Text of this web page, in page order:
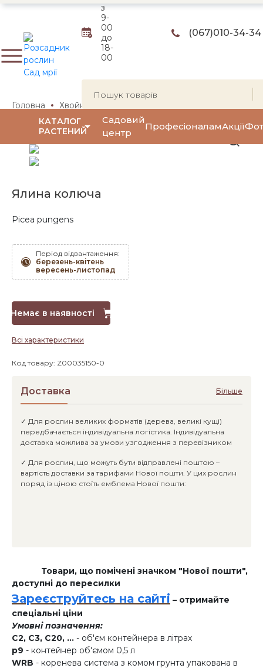
з
9-
00
до
18-
00
(067)010-34-34
КАТАЛОГ
РАСТЕНИЙ
Садовий
центр
ПрофесіоналамАкції
Головна Хвойні рослини
Ялина колюча
Picea pungens
Період відвантаження:
березень-квітень
вересень-листопад
Немає в наявності
Всі характеристики
Код товару: Z00035150-0
Доставка Більше
✓ Для рослин великих форматів (дерева, великі кущі)
передбачається індивідуальна логістика. Індивідуальна
доставка можлива за умови узгодження з перевізником
✓ Для рослин, що можуть бути відправлені поштою –
вартість доставки за тарифами Нової пошти. У цих рослин
поряд із ціною стоїть емблема Нової пошти:
Товари, що помічені значком "Нової пошти",
доступні до пересилки
Зареєструйтесь на сайті – отримайте
спеціальні ціни
Умовні позначення:
C2, C3, C20, ... - об'єм контейнера в літрах
p9 - контейнер об'ємом 0,5 л
WRB - коренева система з комом грунта упакована в